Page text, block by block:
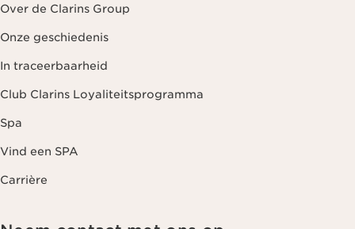
Over de Clarins Group
Onze geschiedenis
In traceerbaarheid
Club Clarins Loyaliteitsprogramma
Spa
Vind een SPA
Carrière